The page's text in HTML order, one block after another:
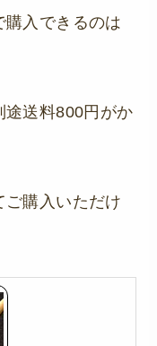
入できるのは
送料800円がか
ご購入いただけ